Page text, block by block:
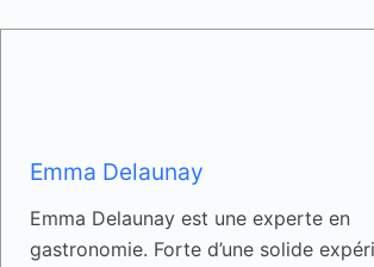
Emma Delaunay
Emma Delaunay est une experte en
gastronomie. Forte d’une solide